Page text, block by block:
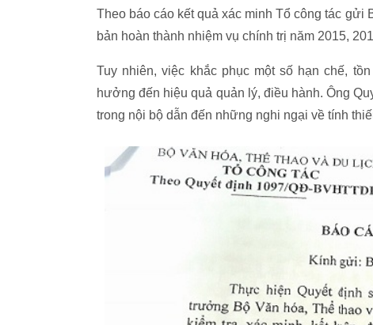
Theo báo cáo kết quả xác minh Tổ công tác gửi
bản hoàn thành nhiệm vụ chính trị năm 2015,
Tuy nhiên, việc khắc phục một số hạn chế,
hưởng đến hiệu quả quản lý, điều hành. Ông
trong nội bộ dẫn đến những nghi ngại về tính